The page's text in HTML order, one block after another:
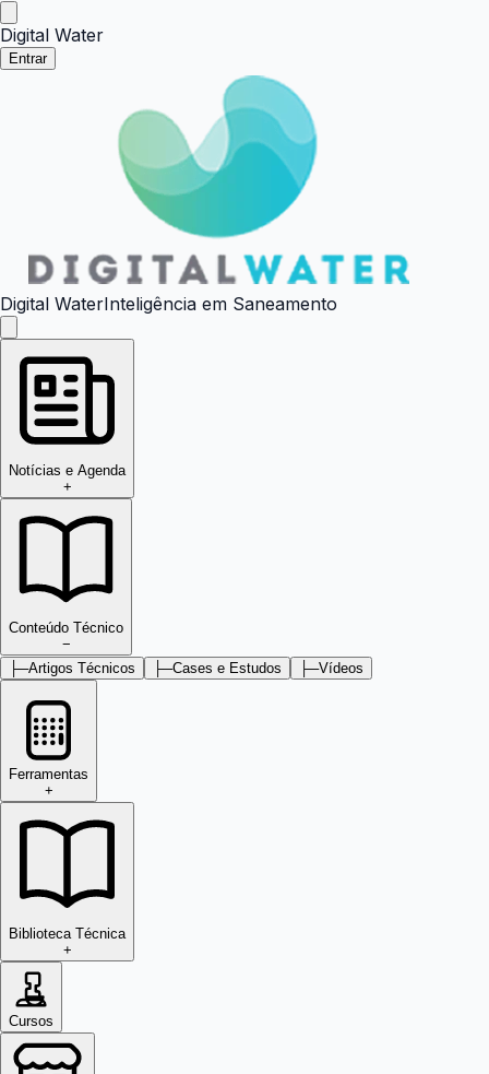
Digital Water
Entrar
Digital WaterInteligência em Saneamento
Notícias e Agenda
+
Conteúdo Técnico
−
├─Artigos Técnicos ├─Cases e Estudos ├─Vídeos
Ferramentas
+
Biblioteca Técnica
+
Cursos